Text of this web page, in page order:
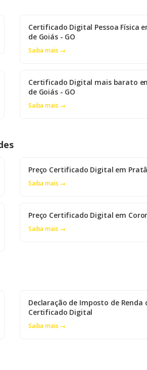
Certificado Digital Pessoa Física
de Goiás - GO
Saiba mais →
Certificado Digital mais barato
de Goiás - GO
Saiba mais →
Preço Certificado Digital em
Saiba mais →
Preço Certificado Digital em
Saiba mais →
Declaração de Imposto de Renda
Certificado Digital
Saiba mais →